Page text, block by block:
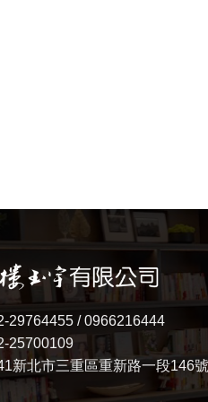
29764455 / 0966216444
25700109
新北市三重區重新路一段146